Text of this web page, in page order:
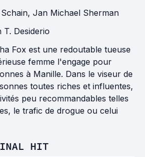
, Jan Michael Sherman
T. Desiderio
Fox est une redoutable tueuse
femme l'engage pour
à Manille. Dans le viseur de
toutes riches et influentes,
peu recommandables telles
le trafic de drogue ou celui
HIT